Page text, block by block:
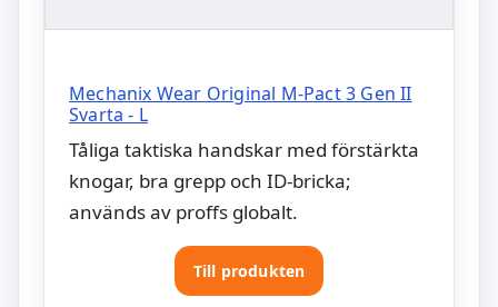
Mechanix Wear Original M-Pact 3 Gen II
Svarta - L
Tåliga taktiska handskar med förstärkta
knogar, bra grepp och ID-bricka;
används av proffs globalt.
Till produkten